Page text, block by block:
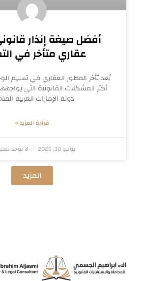
أفضل صيغة إنذار
عقاري متأخر في
يُعد تأخر المطور العقاري في تسليم
أكثر المشكلات القانونية التي
دولة الإمارات العربية
قراءة المزيد »
يونيو 30, 2026 لا توجد
المزيد